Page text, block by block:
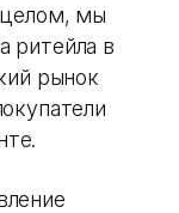
целом, мы
ритейла в
рынок